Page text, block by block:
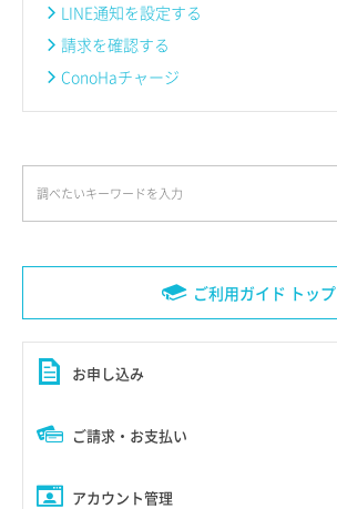
ご利用ガイド トップ
お申し込み
ご請求・お支払い
アカウント管理
LINE通知を設定する
請求を確認する
ConoHaチャージ